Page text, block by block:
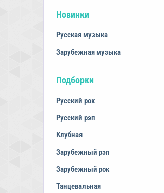
Новинки
Русская музыка
Зарубежная музыка
Подборки
Русский рок
Русский рэп
Клубная
Зарубежный рэп
Зарубежный рок
Танцевальная